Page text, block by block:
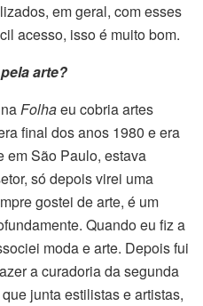
em geral, com esses
acesso, isso é muito bom.
arte?
Folhaeu cobria artes
final dos anos 1980 e era
em São Paulo, estava
só depois virei uma
gostei de arte, é um
Quando eu fiz a
moda e arte. Depois fui
a curadoria da segunda
junta estilistas e artistas,